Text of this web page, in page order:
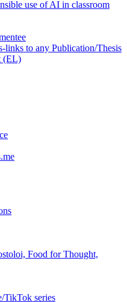
use of AI in classroom
links to any Publication/Thesis
(EL)
Food for Thought,
TikTok series